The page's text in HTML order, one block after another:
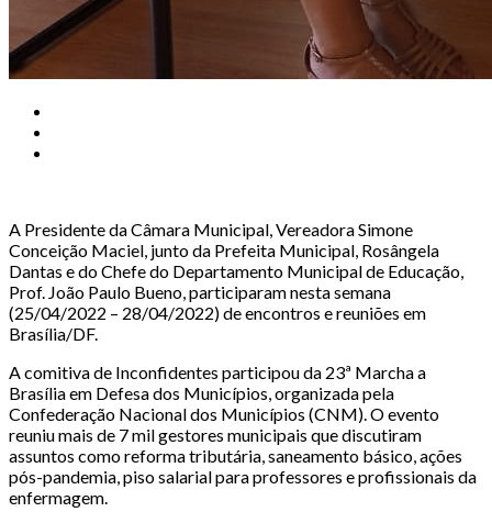
A Presidente da Câmara Municipal, Vereadora Simone
Conceição Maciel, junto da Prefeita Municipal, Rosângela
Dantas e do Chefe do Departamento Municipal de Educação,
Prof. João Paulo Bueno, participaram nesta semana
(25/04/2022 – 28/04/2022) de encontros e reuniões em
Brasília/DF.
A comitiva de Inconfidentes participou da 23ª Marcha a
Brasília em Defesa dos Municípios, organizada pela
Confederação Nacional dos Municípios (CNM). O evento
reuniu mais de 7 mil gestores municipais que discutiram
assuntos como reforma tributária, saneamento básico, ações
pós-pandemia, piso salarial para professores e profissionais da
enfermagem.